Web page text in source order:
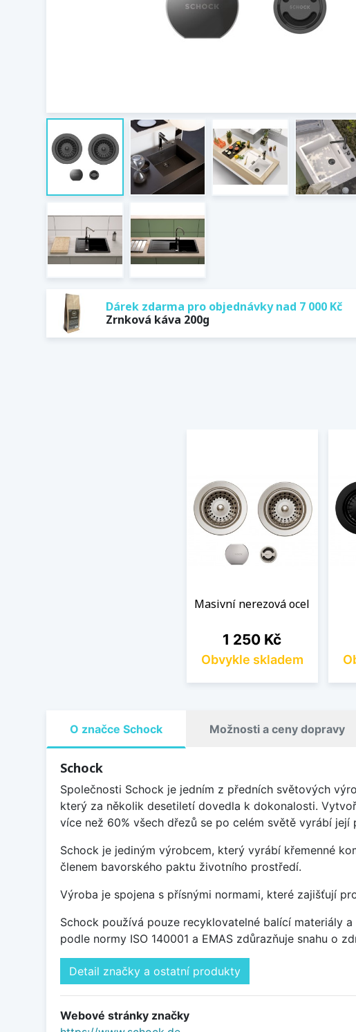
Dárek zdarma pro objednávky nad 7 000 Kč
Zrnková káva 200g
Masivní nerezová ocel
Cena
1 250 Kč
Obvykle skladem
O značce Schock Možnosti a ceny dopravy
Schock
Společnosti Schock je jedním z předních světových
který za několik desetiletí dovedla k dokonalosti.
více než 60% všech dřezů se po celém světě vyrábí její
Schock je jediným výrobcem, který vyrábí křemenné
členem bavorského paktu životního prostředí.
Výroba je spojena s přísnými normami, které zajišťují
Schock používá pouze recyklovatelné balící materiály
podle normy ISO 140001 a EMAS zdůrazňuje snahu o
Detail značky a ostatní produkty
Webové stránky značky